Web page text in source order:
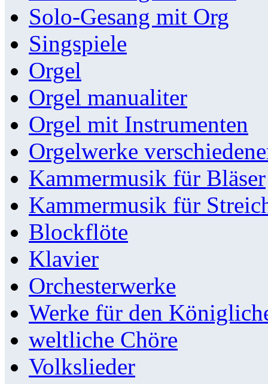
Solo-Gesang mit Org
Singspiele
Orgel
Orgel manualiter
Orgel mit Instrumenten
Orgelwerke
Kammermusik für Bläser
Kammermusik für
Blockflöte
Klavier
Orchesterwerke
Werke für den
weltliche Chöre
Volkslieder